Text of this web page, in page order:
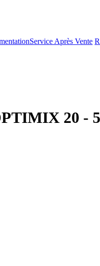
Service Après Vente
20 -